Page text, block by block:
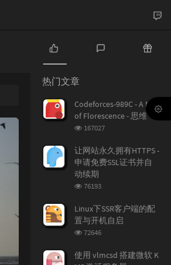
热
门
文
章
章
热门文章
Codeforces-989C - A Mist
of Florescence - 思维
浏
次
数:
167027
让网站永久拥有HTTPS -
申请免费SSL证书并自
动续期
浏
次
数:
76193
Linux下SSR客户端的配
置与开机自启
浏
次
数:
72646
使用 vlmcsd 搭建微软 K